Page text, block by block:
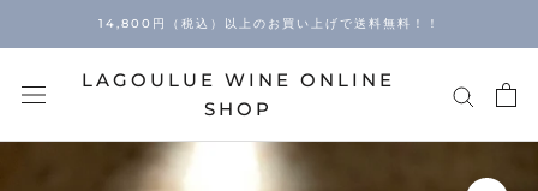
14,800円（税込）以上のお買い上げで送料無料！！
LAGOULUE WINE ONLINE
SHOP